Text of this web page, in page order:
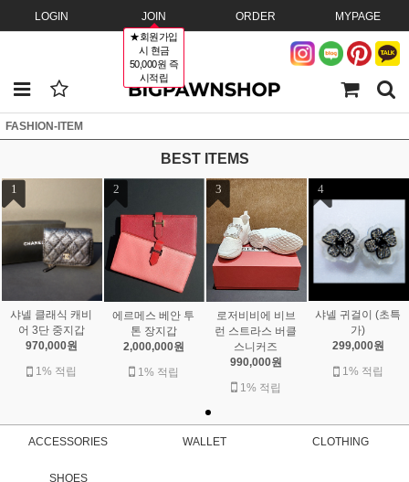
LOGIN JOIN
★회원가입
시 현금
50,000원 즉
시적립
ORDER MYPAGE
FASHION-ITEM
BEST ITEMS
1
샤넬 클래식 캐비
어 3단 중지갑
970,000원
1% 적립
2
에르메스 베안 투
톤 장지갑
2,000,000원
1% 적립
3
로저비비에 비브
런 스트라스 버클
스니커즈
990,000원
1% 적립
4
샤넬 귀걸이 (초특
가)
299,000원
1% 적립
ACCESSORIES WALLET CLOTHING
SHOES